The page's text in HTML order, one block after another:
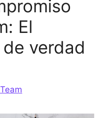
El
verdad